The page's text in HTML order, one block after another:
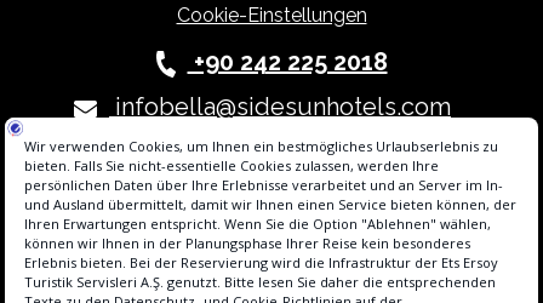
Cookie-Einstellungen
+90 242 225 2018
infobella@sidesunhotels.com